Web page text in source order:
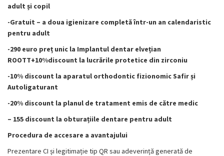
adult și copil
-Gratuit – a doua igienizare completă într-un an calendaristic
pentru adult
-290 euro preț unic la Implantul dentar elvețian
ROOTT+10%discount la lucrările protetice din zirconiu
-10% discount la aparatul orthodontic fizionomic Safir și
Autoligaturant
-20% discount la planul de tratament emis de către medic
– 155 discount la obturațiile dentare pentru adult
Procedura de accesare a avantajului
Prezentare CI și legitimație tip QR sau adeverință generată de